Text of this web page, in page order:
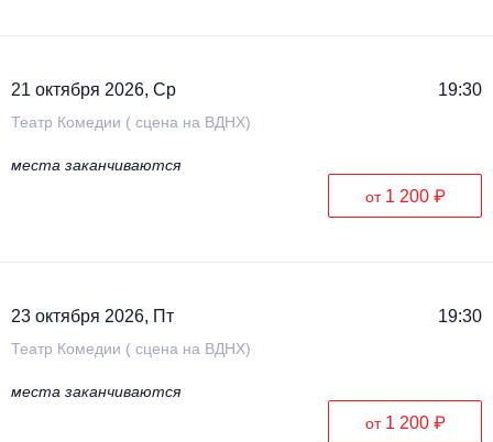
21 октября 2026, Ср 19:30
Театр Комедии ( сцена на ВДНХ)
места заканчиваются
от 1 200 ₽
23 октября 2026, Пт 19:30
Театр Комедии ( сцена на ВДНХ)
места заканчиваются
от 1 200 ₽